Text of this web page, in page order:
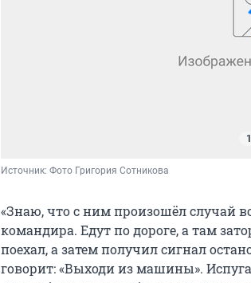
Источник: Фото Григория Сотникова
«Знаю, что с ним произошёл случай
командира. Едут по дороге, а там
поехал, а затем получил сигнал
говорит: «Выходи из машины».